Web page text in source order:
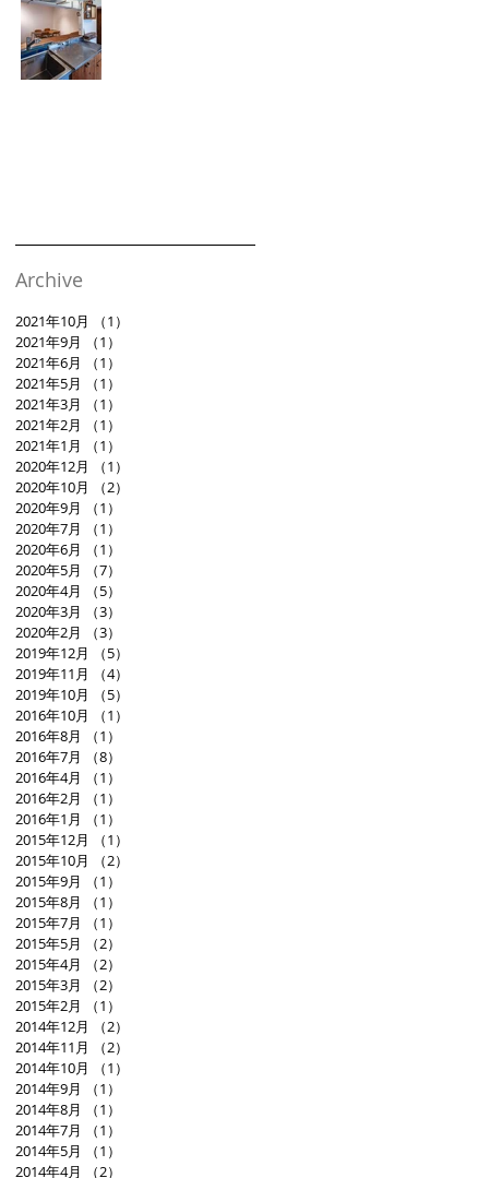
Archive
2021年10月 （1）
2021年9月
（1）
2021年6月
（1）
2021年5月
（1）
2021年3月
（1）
2021年2月
（1）
2021年1月
（1）
2020年12月
（1）
2020年10月
（2）
2020年9月
（1）
2020年7月
（1）
2020年6月
（1）
2020年5月
（7）
2020年4月
（5）
2020年3月
（3）
2020年2月
（3）
2019年12月
（5）
2019年11月
（4）
2019年10月
（5）
2016年10月
（1）
2016年8月
（1）
2016年7月
（8）
2016年4月
（1）
2016年2月
（1）
2016年1月
（1）
2015年12月
（1）
2015年10月
（2）
2015年9月
（1）
2015年8月
（1）
2015年7月
（1）
2015年5月
（2）
2015年4月
（2）
2015年3月
（2）
2015年2月
（1）
2014年12月
（2）
2014年11月
（2）
2014年10月
（1）
2014年9月
（1）
2014年8月
（1）
2014年7月
（1）
2014年5月
（1）
2014年4月
（2）